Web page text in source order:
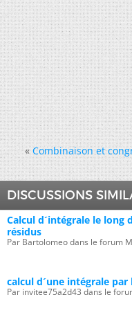
« Combinaison et
DISCUSSIONS
Calcul d´intégrale le long
résidus
Par Bartolomeo dans le forum
calcul d´une intégrale
Par invitee75a2d43 dans le